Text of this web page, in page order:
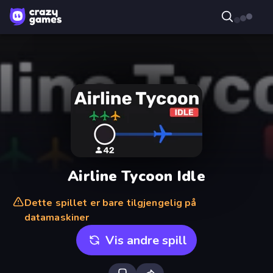
Airline Tycoon Idle
Dette spillet er bare tilgjengelig på
datamaskiner
Vis andre spill